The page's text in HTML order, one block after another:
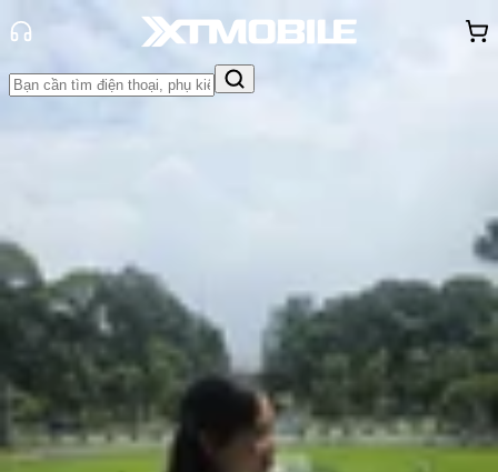
mãi
hàng - Sự kiện
So sánh Galaxy S26 Ultra vs Pixel
10 Pro XL: Flagship nào tốt hơn?
Hồng Huệ
Ngày đăng:03/03/2026